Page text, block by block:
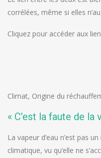
corrélées, même si elles
Cliquez pour accéder aux
Climat, Origine du
« C’est la faute de la
La vapeur d’eau n’est pas
climatique, vu qu’elle ne